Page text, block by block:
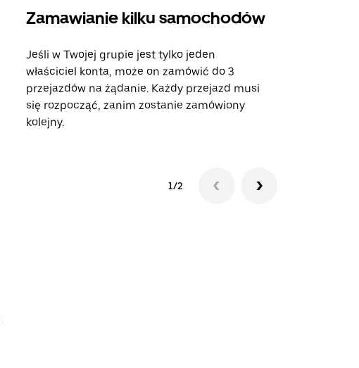
Zamawianie kilku samochodów
Jeśli w Twojej grupie jest tylko jeden
właściciel konta, może on zamówić do 3
przejazdów na żądanie. Każdy przejazd musi
się rozpocząć, zanim zostanie zamówiony
kolejny.
1/2